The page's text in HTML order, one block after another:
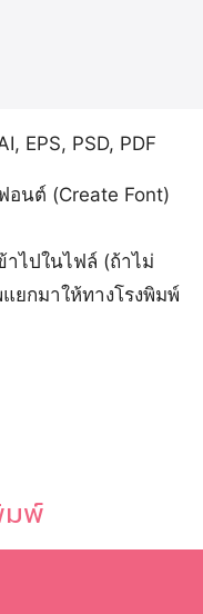
EPS, PSD, PDF
อนต์ (Create Font)
ไปในไฟล์ (ถ้าไม่
ยกมาให้ทางโรงพิมพ์
มพ์